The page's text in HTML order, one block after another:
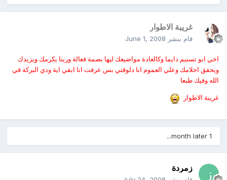
غريبة الاطوار
قام بنشر June 1, 2008
اخي ابو تسنيم دايما وكالعادة مواضيعك ليها بصمة فعالة وربنا يكرمك ويزيدك
ويحقق احلامك وعلي العموم انا دلوقتي بس عرفت انا ابقي اية ودي البركة في
الله وفيك طبعا
غريبة الاطوار
زمردة